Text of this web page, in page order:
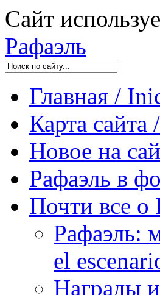
Сайт
Рафаэль
Главная /
Карта
Новое на
Рафаэль в
Почти все о
Рафаэль:
el
Награды